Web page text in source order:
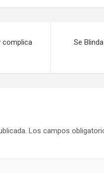
complica
Se
Los campos